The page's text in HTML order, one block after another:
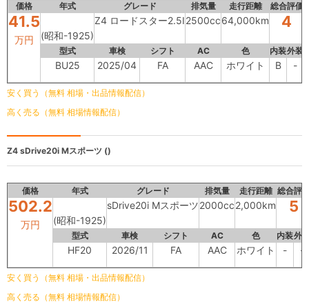
価格 年式 グレード 排気量 走行距離 総合評価
41.5
万円 (昭和-1925)
Z4 ロードスター2.5I2500cc64,000km 4
型式 車検 シフト AC 色 内装外装
BU25 2025/04 FA AAC ホワイト B -
安く買う（無料 相場・出品情報配信）
高く売る（無料 相場情報配信）
Z4 sDrive20i Mスポーツ ()
価格 年式 グレード 排気量 走行距離 総合評
502.2
万円 (昭和-1925)
sDrive20i Mスポーツ2000cc2,000km 5
型式 車検 シフト AC 色 内装外
HF20 2026/11 FA AAC ホワイト - -
安く買う（無料 相場・出品情報配信）
高く売る（無料 相場情報配信）